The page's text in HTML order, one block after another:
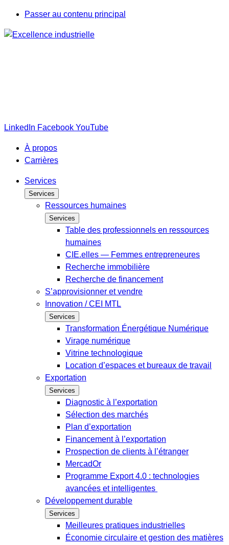
Passer au contenu principal
LinkedIn Facebook YouTube
À propos
Carrières
Services
Services
Ressources humaines
Services
Table des professionnels en ressources
humaines
CIE.elles — Femmes entrepreneures
Recherche immobilière
Recherche de financement
S’approvisionner et vendre
Innovation / CEI MTL
Services
Transformation Énergétique Numérique
Virage numérique
Vitrine technologique
Location d’espaces et bureaux de travail
Exportation
Services
Diagnostic à l’exportation
Sélection des marchés
Plan d’exportation
Financement à l’exportation
Prospection de clients à l’étranger
MercadOr
Programme Export 4.0 : technologies
avancées et intelligentes
Développement durable
Services
Meilleures pratiques industrielles
Économie circulaire et gestion des matières